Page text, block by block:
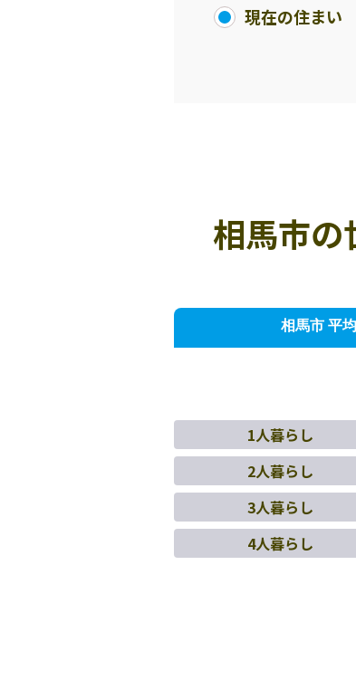
現在の住まい
相馬市の
相馬市 平均
1人暮らし
2人暮らし
3人暮らし
4人暮らし